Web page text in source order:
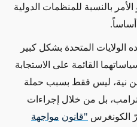
بالنسبة للمنظمات الدولية
الولايات المتحدة بشكل كبير
القائمة على الاستجابة
نية، ليس فقط بسبب حملة
بل من خلال إجراءات
"قانون مواجهة